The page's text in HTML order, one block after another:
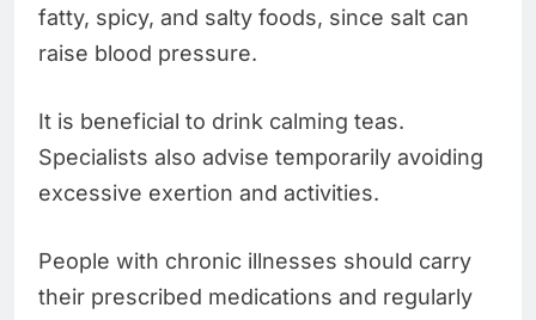
fatty, spicy, and salty foods, since salt can
raise blood pressure.
It is beneficial to drink calming teas.
Specialists also advise temporarily avoiding
excessive exertion and activities.
People with chronic illnesses should carry
their prescribed medications and regularly